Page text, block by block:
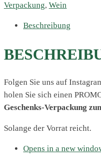
Verpackung, Wein
Beschreibung
Folgen Sie uns auf
holen Sie sich einen
Geschenks-Verpackung
Solange der Vorrat reicht.
Opens in a new